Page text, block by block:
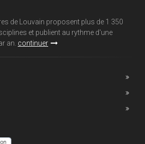
de Louvain proposent plus de 1 350
et publient au rythme d'une
an. continuer